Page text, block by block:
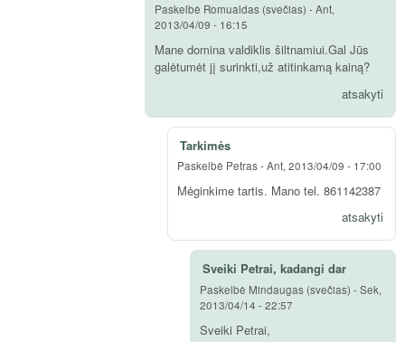
Paskelbė Romualdas (svečias) -Ant,
2013/04/09 - 16:15
Mane domina valdiklis šiltnamiui.Gal Jūs
galėtumėt jį surinkti,už atitinkamą kainą?
atsakyti
Tarkimės
Paskelbė Petras-Ant, 2013/04/09 - 17:00
Mėginkime tartis. Mano tel. 861142387
atsakyti
Sveiki Petrai, kadangi dar
Paskelbė Mindaugas (svečias) -Sek,
2013/04/14 - 22:57
Sveiki Petrai,